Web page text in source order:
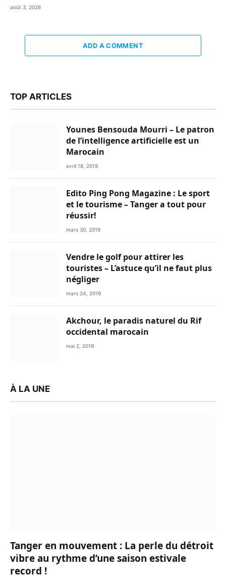
août 3, 2026
ADD A COMMENT
TOP ARTICLES
Younes Bensouda Mourri – Le patron
de l’intelligence artificielle est un
Marocain
avril 18, 2019
Edito Ping Pong Magazine : Le sport
et le tourisme – Tanger a tout pour
réussir!
mars 30, 2019
Vendre le golf pour attirer les
touristes – L’astuce qu’il ne faut plus
négliger
mars 24, 2019
Akchour, le paradis naturel du Rif
occidental marocain
mai 2, 2019
À LA UNE
Tanger en mouvement : La perle du détroit
vibre au rythme d’une saison estivale
record !